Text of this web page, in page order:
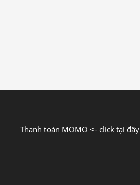
Thanh toán MOMO <- click tại đây